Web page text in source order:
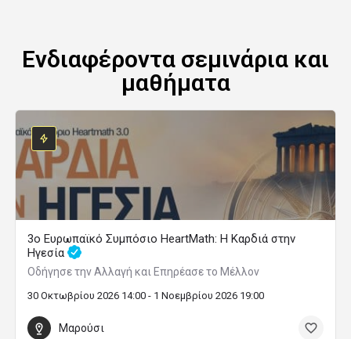
Ενδιαφέροντα σεμινάρια και
μαθήματα
3ο Ευρωπαϊκό Συμπόσιο HeartMath: Η Καρδιά στην
Ηγεσία
Οδήγησε την Αλλαγή και Επηρέασε το Μέλλον
30 Οκτωβρίου 2026 14:00 - 1 Νοεμβρίου 2026 19:00
Μαρούσι